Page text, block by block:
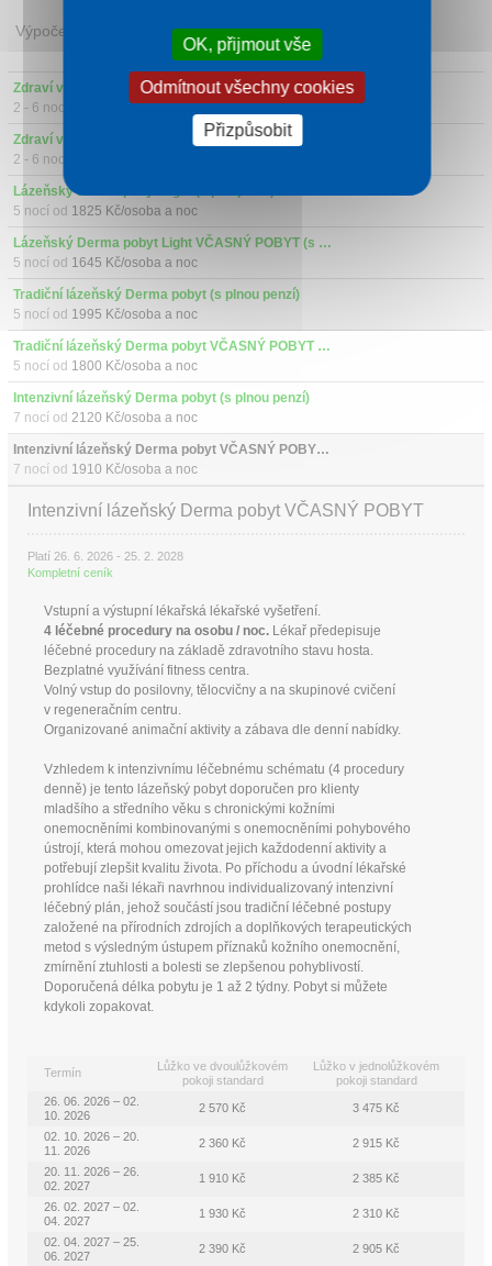
Výpočet ceny
Zdraví ve Smrdácích (s polopenzí)
2 - 6 nocí od
1675 Kč/osoba a noc
2 - 6 nocí od
Lázeňský Derma pobyt Light (s polopenzí)
5 nocí od 1825 Kč/osoba a noc
Lázeňský Derma pobyt Light VČASNÝ POBYT (s polopenzí)
5 nocí od 1645 Kč/osoba a noc
Tradiční lázeňský Derma pobyt (s plnou penzí)
5 nocí od 1995 Kč/osoba a noc
Tradiční lázeňský Derma pobyt VČASNÝ POBYT (s plnou penzí)
5 nocí od 1800 Kč/osoba a noc
Intenzivní lázeňský Derma pobyt (s plnou penzí)
7 nocí od 2120 Kč/osoba a noc
Intenzivní lázeňský Derma pobyt VČASNÝ POBYT (s plnou penzí)
7 nocí od 1910 Kč/osoba a noc
Intenzivní lázeňský Derma pobyt VČASNÝ POBYT
Platí 26. 6. 2026 - 25. 2. 2028
Kompletní ceník
Vstupní a výstupní lékařská lékařské vyšetření.
4 léčebné procedury na osobu / noc. Lékař předepisuje
léčebné procedury na základě zdravotního stavu hosta.
Bezplatné využívání fitness centra.
Volný vstup do posilovny, tělocvičny a na skupinové cvičení
v regeneračním centru.
Organizované animační aktivity a zábava dle denní nabídky.
Vzhledem k intenzivnímu léčebnému schématu (4 procedury
denně) je tento lázeňský pobyt doporučen pro klienty
mladšího a středního věku s chronickými kožními
onemocněními kombinovanými s onemocněními pohybového
ústrojí, která mohou omezovat jejich každodenní aktivity a
potřebují zlepšit kvalitu života. Po příchodu a úvodní lékařské
prohlídce naši lékaři navrhnou individualizovaný intenzivní
léčebný plán, jehož součástí jsou tradiční léčebné postupy
založené na přírodních zdrojích a doplňkových terapeutických
metod s výsledným ústupem příznaků kožního onemocnění,
zmírnění ztuhlosti a bolesti se zlepšenou pohyblivostí.
Doporučená délka pobytu je 1 až 2 týdny. Pobyt si můžete
kdykoli zopakovat.
Termín
Lůžko ve dvoulůžkovém
pokoji standard
Lůžko v jednolůžkovém
pokoji standard
26. 06. 2026 – 02.
10. 2026
2 570 Kč 3 475 Kč
02. 10. 2026 – 20.
11. 2026
2 360 Kč 2 915 Kč
20. 11. 2026 – 26.
02. 2027
1 910 Kč 2 385 Kč
26. 02. 2027 – 02.
04. 2027
1 930 Kč 2 310 Kč
02. 04. 2027 – 25.
06. 2027
2 390 Kč 2 905 Kč
OK, přijmout vše
Odmítnout všechny cookies
Přizpůsobit